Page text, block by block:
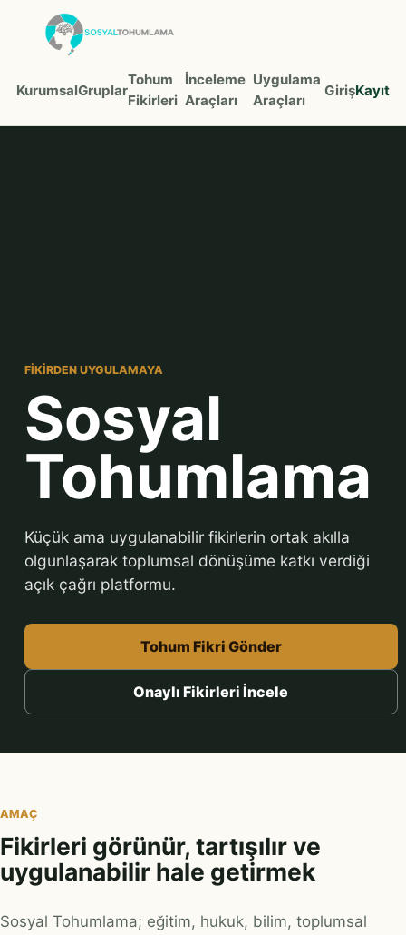
KurumsalGruplar
Tohum
Fikirleri
İnceleme
Araçları
Uygulama
Araçları
GirişKayıt
FIKIRDEN UYGULAMAYA
Sosyal
Tohumlama
Küçük ama uygulanabilir fikirlerin ortak akılla
olgunlaşarak toplumsal dönüşüme katkı verdiği
açık çağrı platformu.
Tohum Fikri Gönder
Onaylı Fikirleri İncele
AMAÇ
Fikirleri görünür, tartışılır ve
uygulanabilir hale getirmek
Sosyal Tohumlama; eğitim, hukuk, bilim, toplumsal